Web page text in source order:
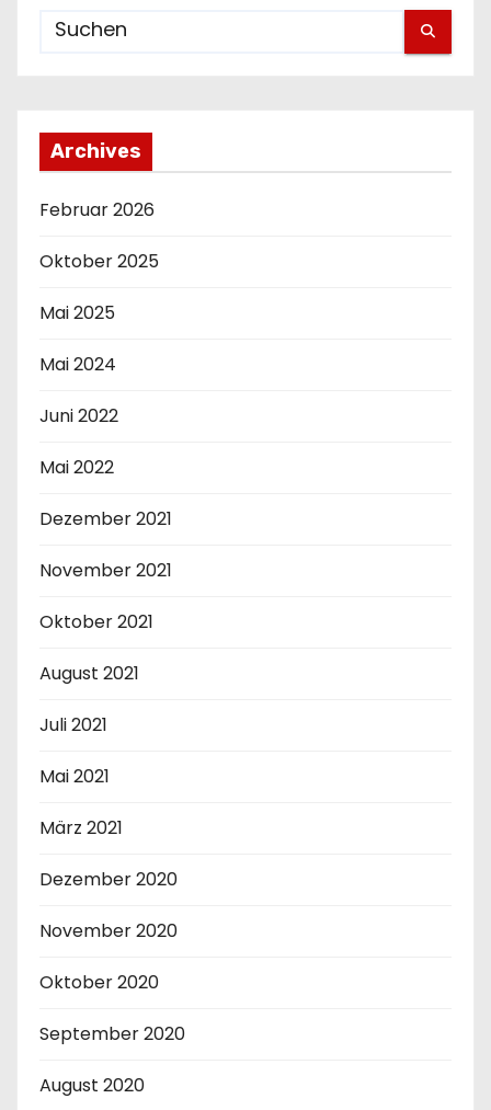
Archives
Februar 2026
Oktober 2025
Mai 2025
Mai 2024
Juni 2022
Mai 2022
Dezember 2021
November 2021
Oktober 2021
August 2021
Juli 2021
Mai 2021
März 2021
Dezember 2020
November 2020
Oktober 2020
September 2020
August 2020